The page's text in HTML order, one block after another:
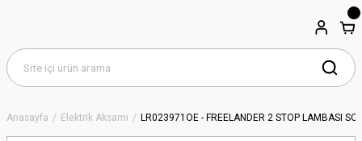
Anasayfa Elektrik Aksamı LR023971OE - FREELANDER 2 STOP LAMBASI